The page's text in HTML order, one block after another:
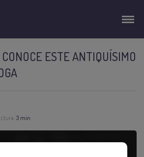
ESTE ANTIQUÍSIMO
3 min